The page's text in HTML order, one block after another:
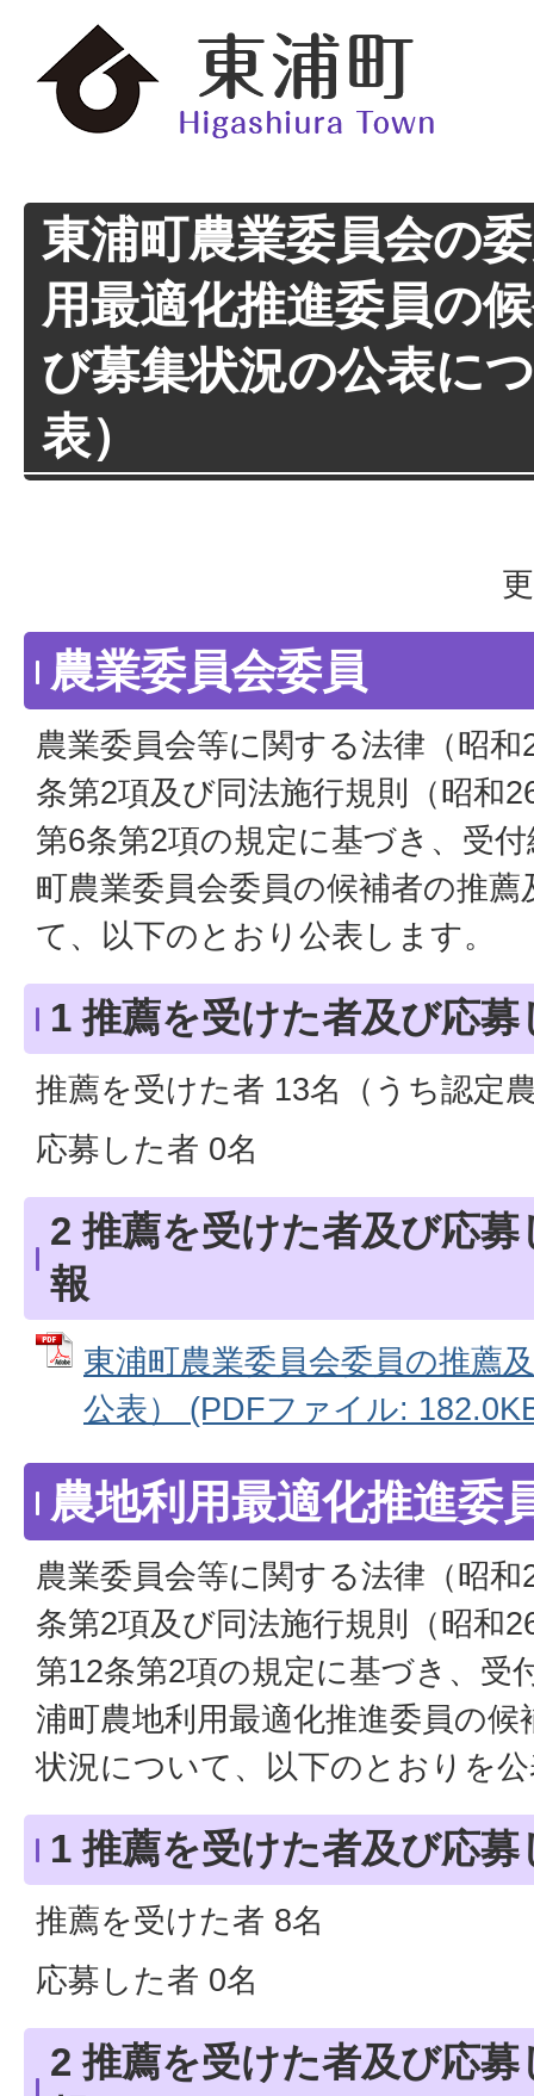
東浦町農業委員会の
用最適化推進委員の
び募集状況の公表に
表）
農業委員会委員
農業委員会等に関する法律（昭
条第2項及び同法施行規則（昭和
第6条第2項の規定に基づき、受
町農業委員会委員の候補者の推
て、以下のとおり公表します。
1 推薦を受けた者及び応
推薦を受けた者 13名（うち認定
応募した者 0名
2 推薦を受けた者及び応
報
東浦町農業委員会委員の推薦
公表） (PDFファイル:
農地利用最適化推進委
農業委員会等に関する法律（昭
条第2項及び同法施行規則（昭和
第12条第2項の規定に基づき、受
浦町農地利用最適化推進委員の
状況について、以下のとおりを
1 推薦を受けた者及び応
推薦を受けた者 8名
応募した者 0名
2 推薦を受けた者及び応